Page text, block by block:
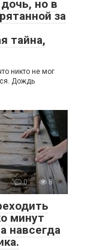
но в
за
тайна,
никто не мог
Дождь
0 8
минут
навсегда